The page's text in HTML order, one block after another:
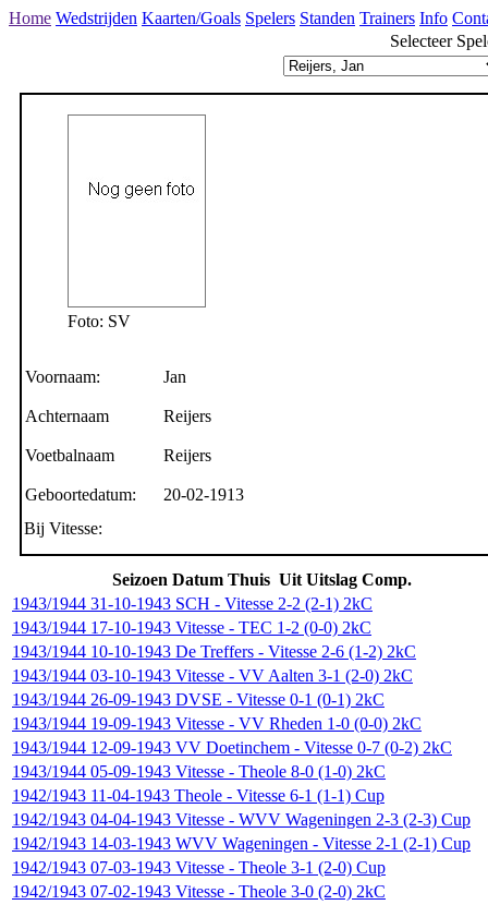
Home Wedstrijden Kaarten/Goals Spelers Standen Trainers Info
Selecteer
Foto: SV
Voornaam: Jan
Achternaam Reijers
Voetbalnaam Reijers
Geboortedatum:
20-02-1913
Bij Vitesse:
Seizoen Datum Thuis Uit Uitslag Comp.
1943/1944 31-10-1943 SCH - Vitesse 2-2 (2-1) 2kC
1943/1944 17-10-1943 Vitesse - TEC 1-2 (0-0) 2kC
1943/1944 10-10-1943 De Treffers - Vitesse 2-6 (1-2) 2kC
1943/1944 03-10-1943 Vitesse - VV Aalten 3-1 (2-0) 2kC
1943/1944 26-09-1943 DVSE - Vitesse 0-1 (0-1) 2kC
1943/1944 19-09-1943 Vitesse - VV Rheden 1-0 (0-0) 2kC
1943/1944 12-09-1943 VV Doetinchem - Vitesse 0-7 (0-2) 2kC
1943/1944 05-09-1943 Vitesse - Theole 8-0 (1-0) 2kC
1942/1943 11-04-1943 Theole - Vitesse 6-1 (1-1) Cup
1942/1943 04-04-1943 Vitesse - WVV Wageningen 2-3 (2-3) Cup
1942/1943 14-03-1943 WVV Wageningen - Vitesse 2-1 (2-1) Cup
1942/1943 07-03-1943 Vitesse - Theole 3-1 (2-0) Cup
1942/1943 07-02-1943 Vitesse - Theole 3-0 (2-0) 2kC